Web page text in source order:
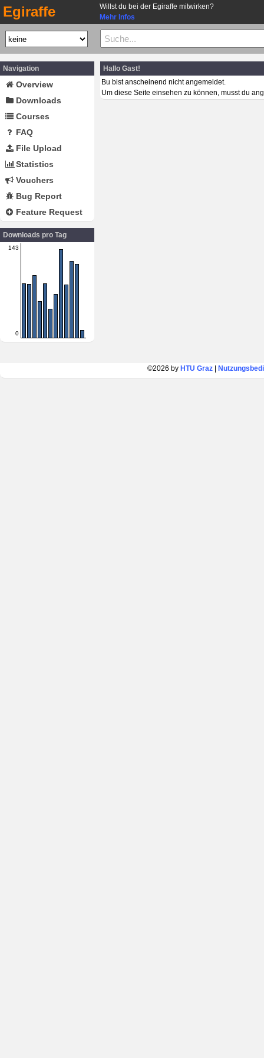
Egiraffe
Willst du bei der Egiraffe mitwirken?
Mehr Infos
Navigation
Overview
Downloads
Courses
FAQ
File Upload
Statistics
Vouchers
Bug Report
Feature Request
Downloads pro Tag
143
0
Hallo Gast!
Bu bist anscheinend nicht angemeldet.
Um diese Seite einsehen zu können, musst du
©2026 by HTU Graz|